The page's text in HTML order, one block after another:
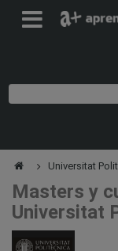
Universitat
Masters y
Universitat